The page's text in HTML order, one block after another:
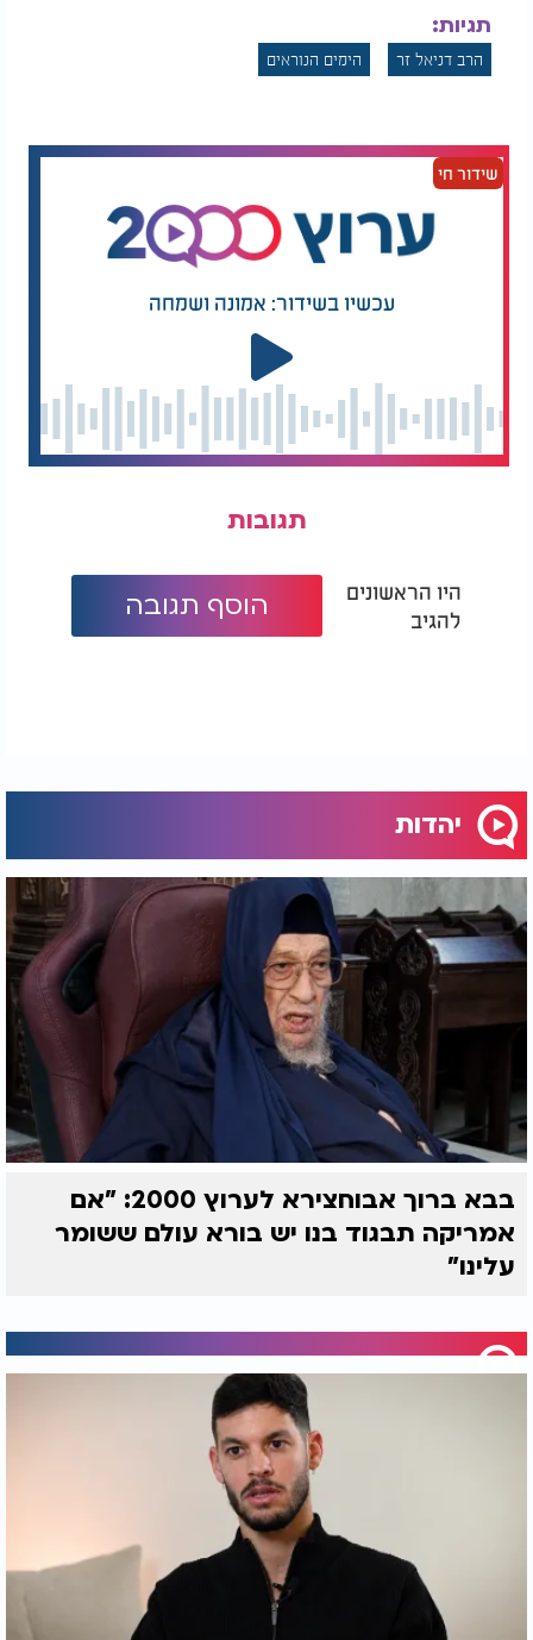
תגיות:
הרב דניאל זר הימים הנוראים
שידור חי
עכשיו בשידור: אמונה ושמחה
תגובות
היו הראשונים
להגיב
הוסף תגובה
יהדות
בבא ברוך אבוחצירא לערוץ 2000: "אם
אמריקה תבגוד בנו יש בורא עולם ששומר
עלינו"